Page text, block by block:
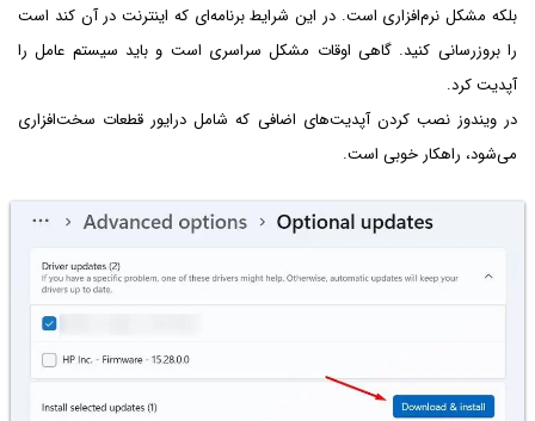
بلکه مشکل نرم‌افزاری است. در این شرایط برنامه‌ای که اینترنت در آن کند است
را بروزرسانی کنید. گاهی اوقات مشکل سراسری است و باید سیستم عامل را
آپدیت کرد.
در ویندوز نصب کردن آپدیت‌های اضافی که شامل درایور قطعات سخت‌افزاری
می‌شود، راهکار خوبی است.